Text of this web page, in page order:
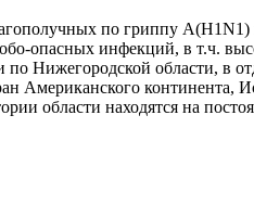
по гриппу
опасных инфекций, в т.ч.
Нижегородской области, в
Американского
области находятся на